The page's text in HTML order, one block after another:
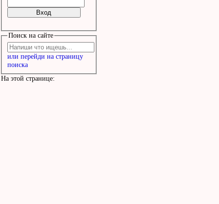
Поиск на сайте
или перейди на страницу
поиска
На этой странице: